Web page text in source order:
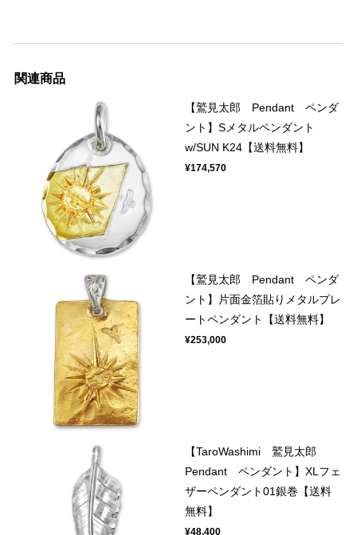
関連商品
【鷲見太郎 Pendant ペンダ
ント】Sメタルペンダント
w/SUN K24【送料無料】
¥174,570
【鷲見太郎 Pendant ペンダ
ント】片面金箔貼りメタルプレ
ートペンダント【送料無料】
¥253,000
【TaroWashimi 鷲見太郎
Pendant ペンダント】XLフェ
ザーペンダント01銀巻【送料
無料】
¥48,400